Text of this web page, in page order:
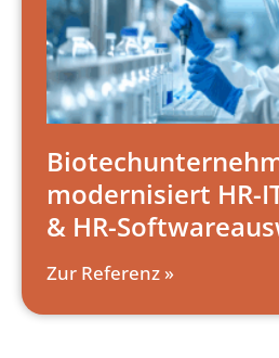
modernisiert HR-
& HR-
Zur Referenz »